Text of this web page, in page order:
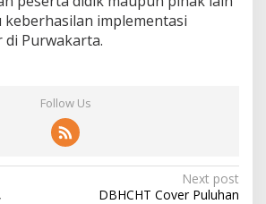
implementasi
di Purwakarta.
Follow Us
Next post
DBHCHT Cover Puluhan